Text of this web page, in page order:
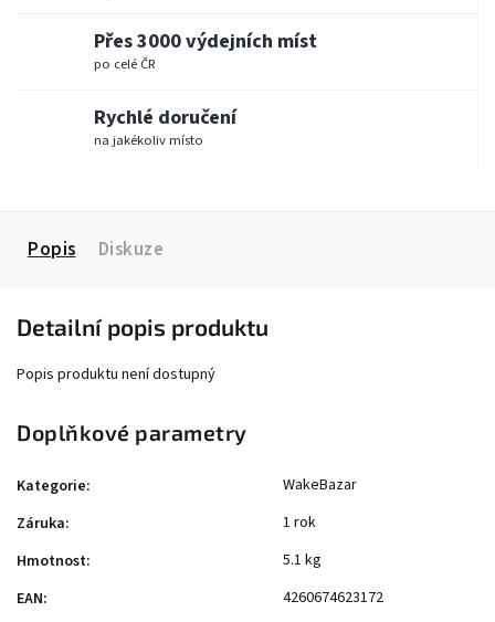
Přes 3000 výdejních míst
po celé ČR
Rychlé doručení
na jakékoliv místo
Popis Diskuze
Detailní popis produktu
Popis produktu není dostupný
Doplňkové parametry
Kategorie:
WakeBazar
Záruka:
1 rok
Hmotnost:
5.1 kg
EAN:
4260674623172